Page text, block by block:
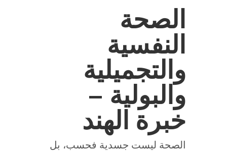
الصحة
النفسية
والتجميلية
والبولية –
خبرة الهند
الصحة ليست جسدية فحسب، بل